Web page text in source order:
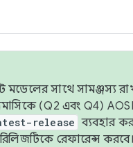
সাথে সামঞ্জস্য
(Q2 এবং Q4)
release ব্যবহার
রিলিজটিকে রেফারেন্স